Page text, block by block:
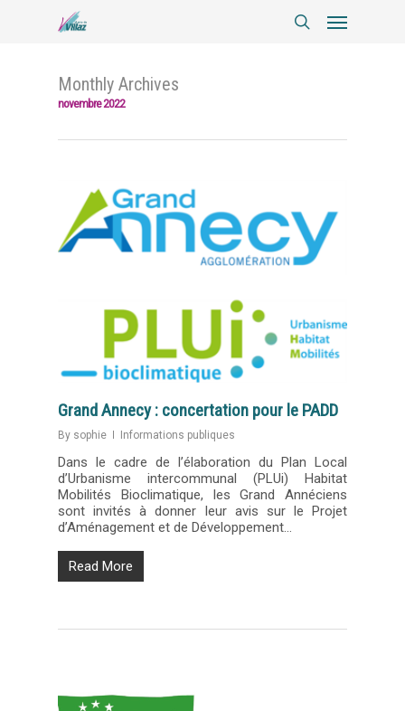
Monthly Archives
novembre 2022
Grand Annecy : concertation pour le PADD
By sophie Informations publiques
Dans le cadre de l’élaboration du Plan Local
d’Urbanisme intercommunal (PLUi) Habitat
Mobilités Bioclimatique, les Grand Annéciens
sont invités à donner leur avis sur le Projet
d’Aménagement et de Développement…
Read More